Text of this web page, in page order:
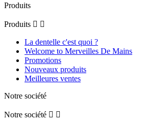
Produits
Produits  
La dentelle c'est quoi ?
Welcome to Merveilles De Mains
Promotions
Nouveaux produits
Meilleures ventes
Notre société
Notre société  